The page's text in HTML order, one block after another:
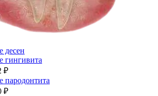
десен
гингивита
₽
пародонтита
₽